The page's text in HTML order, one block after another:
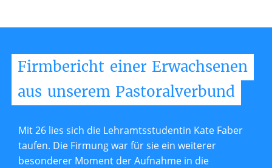
Firmbericht einer Erwachsenen
aus unserem Pastoralverbund
Mit 26 lies sich die Lehramtsstudentin Kate Faber
taufen. Die Firmung war für sie ein weiterer
besonderer Moment der Aufnahme in die